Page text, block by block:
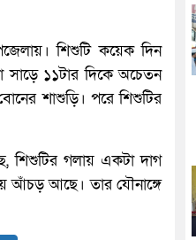
শিশুটি কয়েক দিন
সাড়ে ১১টার দিকে অচেতন
শাশুড়ি। পরে শিশুটির
শিশুটির গলায় একটা দাগ
আঁচড় আছে। তার যৌনাঙ্গে